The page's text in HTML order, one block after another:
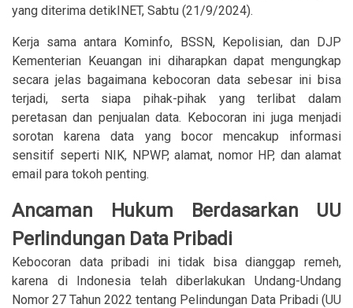
yang diterima detikINET, Sabtu (21/9/2024).
Kerja sama antara Kominfo, BSSN, Kepolisian, dan DJP
Kementerian Keuangan ini diharapkan dapat mengungkap
secara jelas bagaimana kebocoran data sebesar ini bisa
terjadi, serta siapa pihak-pihak yang terlibat dalam
peretasan dan penjualan data. Kebocoran ini juga menjadi
sorotan karena data yang bocor mencakup informasi
sensitif seperti NIK, NPWP, alamat, nomor HP, dan alamat
email para tokoh penting.
Ancaman Hukum Berdasarkan UU
Perlindungan Data Pribadi
Kebocoran data pribadi ini tidak bisa dianggap remeh,
karena di Indonesia telah diberlakukan Undang-Undang
Nomor 27 Tahun 2022 tentang Pelindungan Data Pribadi (UU